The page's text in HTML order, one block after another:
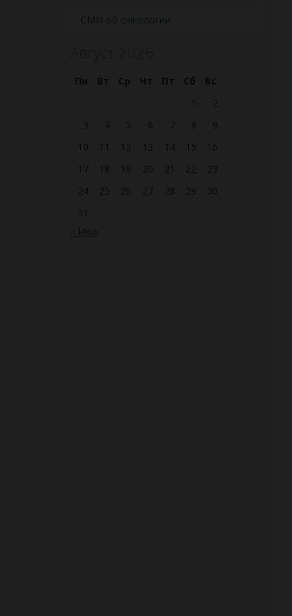
СМИ об онкологии
Пн Вт Ср Чт Пт Сб
Вс
1
2
3
4 5 6 7 8
9
10
11 12 13 14 15
16
17
18 19 20 21 22
23
24
25 26 27 28 29
30
31
« Июл